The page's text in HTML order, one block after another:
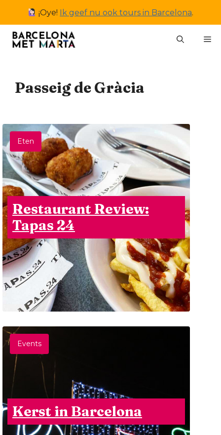
inhoud
¡Oye! Ik geef nu ook tours in Barcelona.
Passeig de Gràcia
Eten
Restaurant Review:
Tapas 24
Events
Kerst in Barcelona